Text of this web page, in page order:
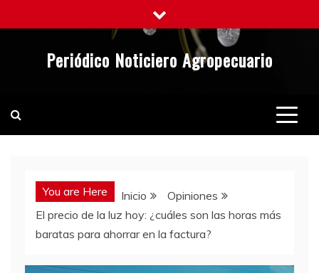
al
Periódico Noticiero Agropecuario
You are Here Inicio
Opiniones
El precio de la luz hoy: ¿cuáles son las horas más
baratas para ahorrar en la factura?